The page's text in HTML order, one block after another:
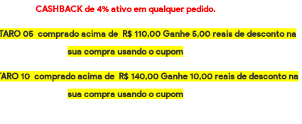
CASHBACK de 4% ativo em qualquer pedido.
05 comprado acima de R$ 110,00 Ganhe 5,00 reais de desconto na
sua compra usando o cupom
10 comprado acima de R$ 140,00 Ganhe 10,00 reais de desconto na
sua compra usando o cupom
Funcionamento